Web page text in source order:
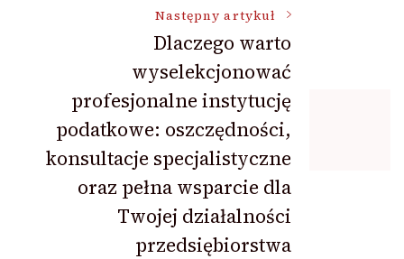
Następny artykuł
Dlaczego warto
wyselekcjonować
profesjonalne instytucję
podatkowe: oszczędności,
konsultacje specjalistyczne
oraz pełna wsparcie dla
Twojej działalności
przedsiębiorstwa